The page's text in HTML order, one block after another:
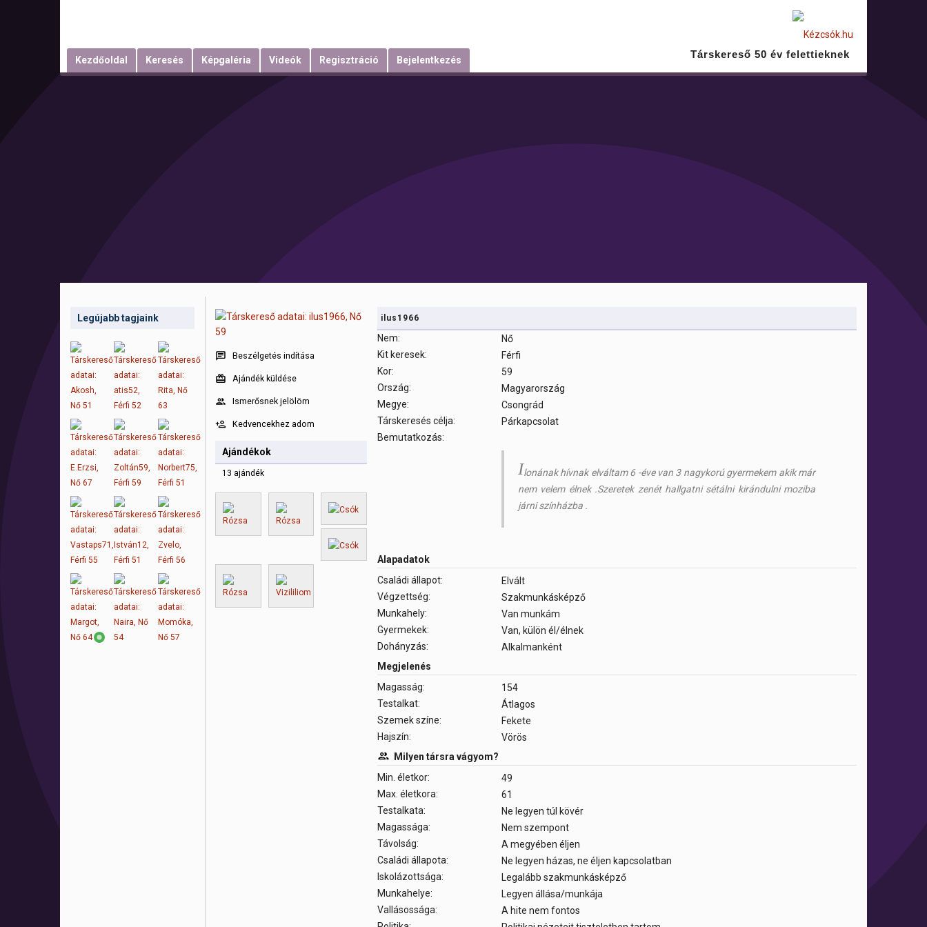
Kezdőoldal Keresés Képgaléria Videók Regisztráció Bejelentkezés Társkereső 50 év felettieknek
Legújabb tagjaink
Beszélgetés indítása
Ajándék küldése
Ismerősnek jelölöm
Kedvencekhez adom
Ajándékok
13 ajándék
ilus1966
Nem:
Nő
Kit keresek:
Férfi
Kor:
59
Ország:
Magyarország
Megye:
Csongrád
Társkeresés célja:
Párkapcsolat
Bemutatkozás:
Ilonának hívnak elváltam 6 -éve van 3 nagykorú gyermekem akik már
nem velem élnek .Szeretek zenét hallgatni sétálni kirándulni moziba
járni színházba .
Alapadatok
Családi állapot:
Elvált
Végzettség:
Szakmunkásképző
Munkahely:
Van munkám
Gyermekek:
Van, külön él/élnek
Dohányzás:
Alkalmanként
Megjelenés
Magasság:
154
Testalkat:
Átlagos
Szemek színe:
Fekete
Hajszín:
Vörös
Milyen társra vágyom?
Min. életkor:
49
Max. életkora:
61
Testalkata:
Ne legyen túl kövér
Magassága:
Nem szempont
Távolság:
A megyében éljen
Családi állapota:
Ne legyen házas, ne éljen kapcsolatban
Iskolázottsága:
Legalább szakmunkásképző
Munkahelye:
Legyen állása/munkája
Vallásossága:
A hite nem fontos